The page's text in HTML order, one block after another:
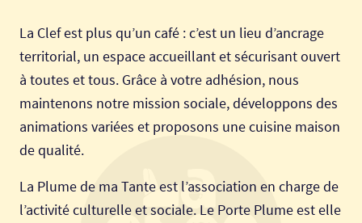
La Clef est plus qu’un café : c’est un lieu d’ancrage
territorial, un espace accueillant et sécurisant ouvert
à toutes et tous. Grâce à votre adhésion, nous
maintenons notre mission sociale, développons des
animations variées et proposons une cuisine maison
de qualité.
La Plume de ma Tante est l’association en charge de
l’activité culturelle et sociale. Le Porte Plume est elle